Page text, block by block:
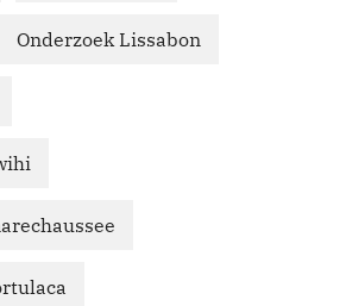
Onderzoek Lissabon